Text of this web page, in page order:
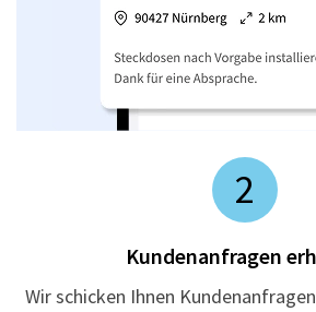
2
Kundenanfragen
Wir schicken Ihnen